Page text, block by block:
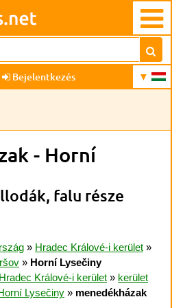
Bejelentkezés
- Horní
falu része
» Hradec Králové-i kerület »
» Horní Lysečiny
Hradec Králové-i kerület » kerület
Lysečiny » menedékházak